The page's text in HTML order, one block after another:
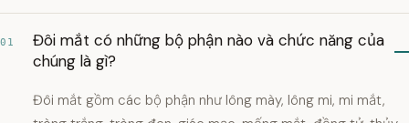
01
Đôi mắt có những bộ phận nào và chức năng của
chúng là gì?
Đôi mắt gồm các bộ phận như lông mày, lông mi, mi mắt,